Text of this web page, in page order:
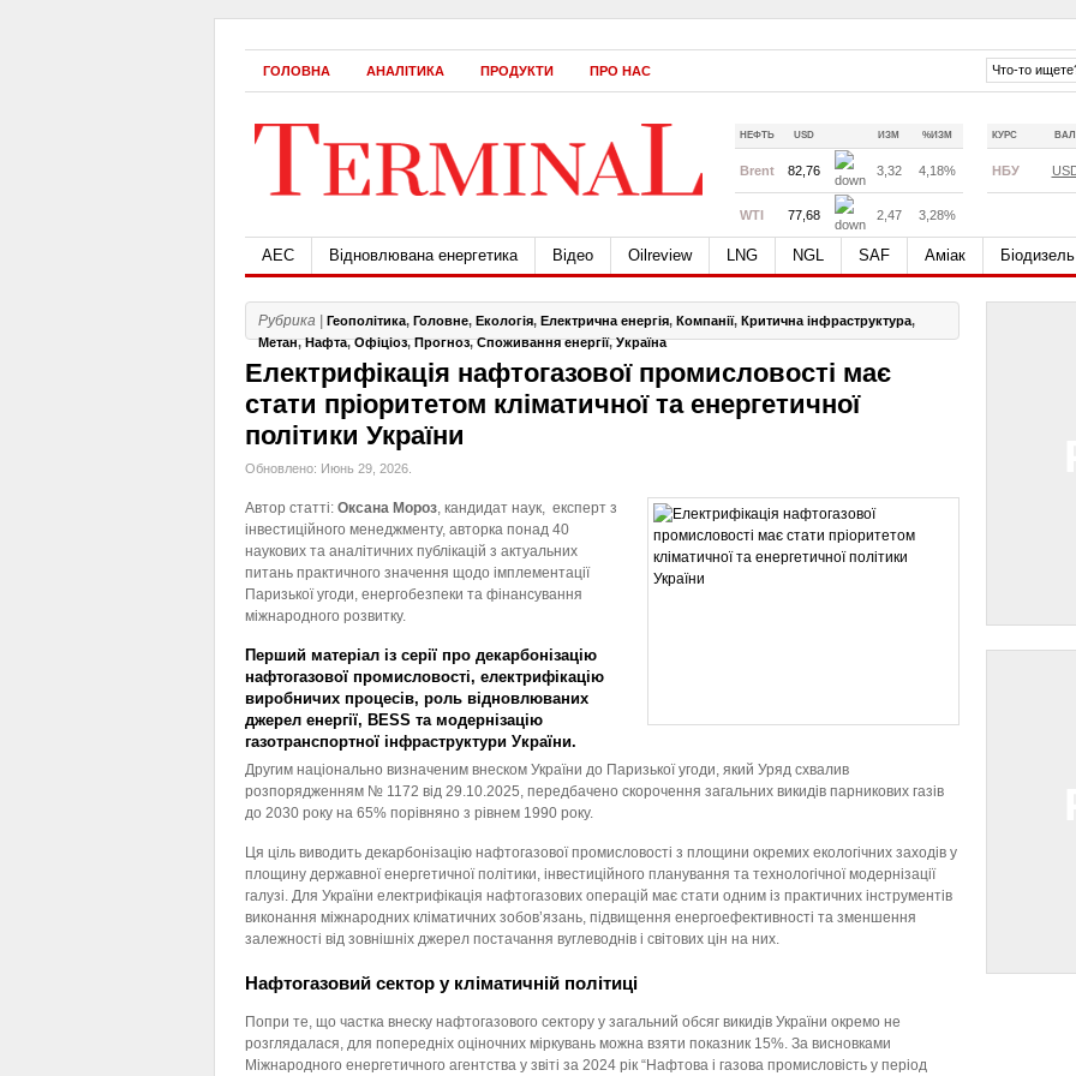
ГОЛОВНА АНАЛІТИКА ПРОДУКТИ ПРО НАС
КУРС ВАЛ
НБУ
НЕФТЬ USD ИЗМ %ИЗМ
Brent 82,76 3,32 4,18%
WTI 77,68 2,47 3,28%
АЕС Відновлювана енергетика Відео Oilreview LNG NGL SAF Аміак Біодизель
Рубрика | Геополітика, Головне, Екологія, Електрична енергія, Компанії, Критична інфраструктура,
Метан,Нафта,Офіціоз,Прогноз,Споживання енергії,Україна
Електрифікація нафтогазової промисловості має
стати пріоритетом кліматичної та енергетичної
політики України
Обновлено: Июнь 29, 2026.
Автор статті: Оксана Мороз, кандидат наук, експерт з
інвестиційного менеджменту, авторка понад 40
наукових та аналітичних публікацій з актуальних
питань практичного значення щодо імплементації
Паризької угоди, енергобезпеки та фінансування
міжнародного розвитку.
Перший матеріал із серії про декарбонізацію
нафтогазової промисловості, електрифікацію
виробничих процесів, роль відновлюваних
джерел енергії, BESS та модернізацію
газотранспортної інфраструктури України.
Другим національно визначеним внеском України до Паризької угоди, який Уряд схвалив
розпорядженням № 1172 від 29.10.2025, передбачено скорочення загальних викидів парникових газів
до 2030 року на 65% порівняно з рівнем 1990 року.
Ця ціль виводить декарбонізацію нафтогазової промисловості з площини окремих екологічних заходів у
площину державної енергетичної політики, інвестиційного планування та технологічної модернізації
галузі. Для України електрифікація нафтогазових операцій має стати одним із практичних інструментів
виконання міжнародних кліматичних зобов’язань, підвищення енергоефективності та зменшення
залежності від зовнішніх джерел постачання вуглеводнів і світових цін на них.
Нафтогазовий сектор у кліматичній політиці
Попри те, що частка внеску нафтогазового сектору у загальний обсяг викидів України окремо не
розглядалася, для попередніх оціночних міркувань можна взяти показник 15%. За висновками
Міжнародного енергетичного агентства у звіті за 2024 рік “Нафтова і газова промисловість у період